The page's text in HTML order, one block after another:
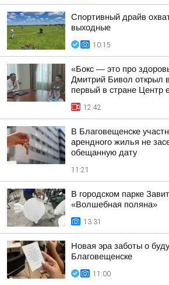
Спортивный драйв
выходные
10:15
«Бокс — это про
Дмитрий Бивол открыл
первый в стране Центр
12:42
В Благовещенске
арендного жилья не
обещанную дату
11:21
В городском парке
«Волшебная поляна»
13:31
Новая эра заботы о
Благовещенске
11:00